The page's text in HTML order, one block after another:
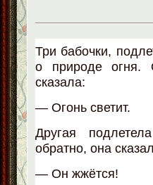
Три бабочки,
о природе огня.
сказала:
— Огонь светит.
Другая
обратно, она
— Он жжётся!